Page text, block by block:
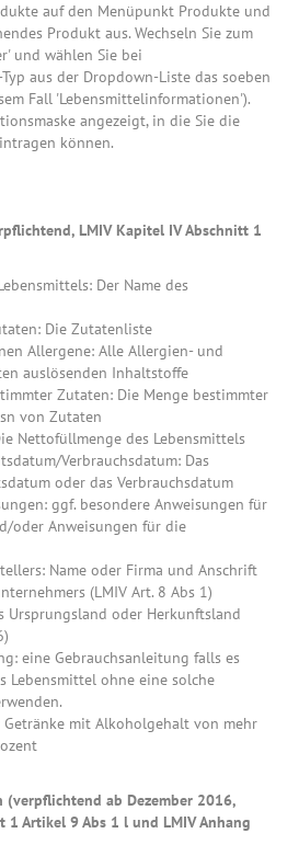
auf den Menüpunkt Produkte und
Produkt aus. Wechseln Sie zum
und wählen Sie bei
aus der Dropdown-Liste das soeben
Fall 'Lebensmittelinformationen').
angezeigt, in die Sie die
können.
LMIV Kapitel IV Abschnitt 1
Der Name des
Die Zutatenliste
Allergene: Alle Allergien- und
auslösenden Inhaltstoffe
Zutaten: Die Menge bestimmter
von Zutaten
Nettofüllmenge des Lebensmittels
Verbrauchsdatum: Das
oder das Verbrauchsdatum
ggf. besondere Anweisungen für
oder Anweisungen für die
Name oder Firma und Anschrift
(LMIV Art. 8 Abs 1)
Ursprungsland oder Herkunftsland
eine Gebrauchsanleitung falls es
Lebensmittel ohne eine solche
mit Alkoholgehalt von mehr
(verpflichtend ab Dezember 2016,
1 Artikel 9 Abs 1 l und LMIV Anhang